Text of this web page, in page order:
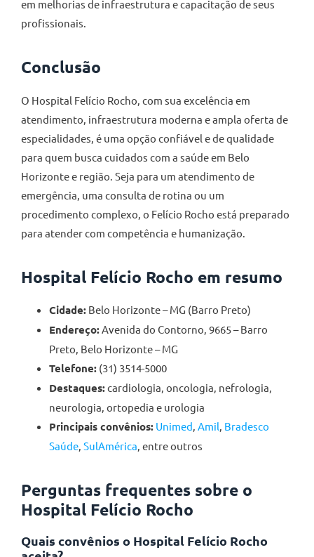
em melhorias de infraestrutura e capacitação de seus
profissionais.
Conclusão
O Hospital Felício Rocho, com sua excelência em
atendimento, infraestrutura moderna e ampla oferta de
especialidades, é uma opção confiável e de qualidade
para quem busca cuidados com a saúde em Belo
Horizonte e região. Seja para um atendimento de
emergência, uma consulta de rotina ou um
procedimento complexo, o Felício Rocho está preparado
para atender com competência e humanização.
Hospital Felício Rocho em resumo
Cidade: Belo Horizonte – MG (Barro Preto)
Endereço:Avenida do Contorno, 9665 – Barro
Preto, Belo Horizonte – MG
Telefone: (31) 3514-5000
Destaques:cardiologia, oncologia, nefrologia,
neurologia, ortopedia e urologia
Principais convênios: Unimed, Amil, Bradesco
Saúde, SulAmérica, entre outros
Perguntas frequentes sobre o
Hospital Felício Rocho
Quais convênios o Hospital Felício Rocho